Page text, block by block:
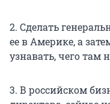
2. Сделать
ее в Америке, а
узнавать, чего там
3. В российском